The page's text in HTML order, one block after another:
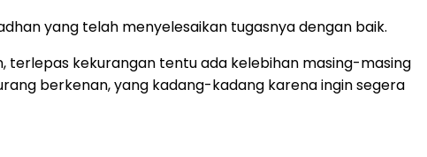
yang telah menyelesaikan tugasnya dengan baik.
terlepas kekurangan tentu ada kelebihan masing-masing
berkenan, yang kadang-kadang karena ingin segera